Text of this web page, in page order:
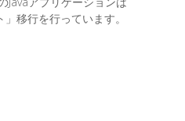
移行を行っています。